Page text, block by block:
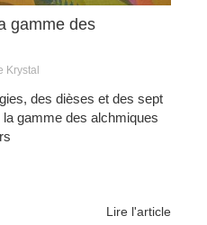
gamme des
Krystal
des dièses et des sept
gamme des alchmiques
Lire l'article